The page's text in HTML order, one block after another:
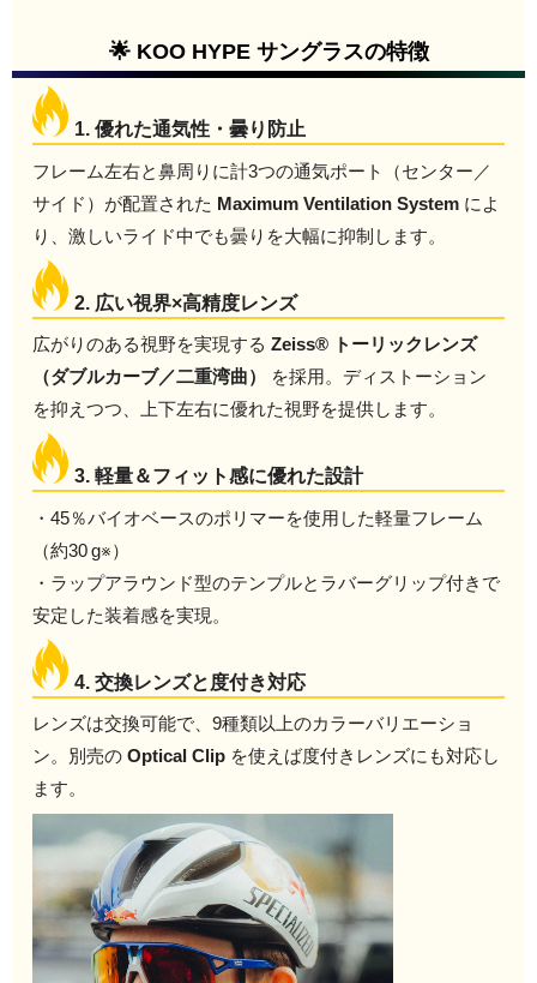
🌟 KOO HYPE サングラスの特徴
1. 優れた通気性・曇り防止
フレーム左右と鼻周りに計3つの通気ポート（センター／
サイド）が配置された Maximum Ventilation System によ
り、激しいライド中でも曇りを大幅に抑制します。
2. 広い視界×高精度レンズ
広がりのある視野を実現するZeiss® トーリックレンズ
（ダブルカーブ／二重湾曲）
を採用。ディストーション
を抑えつつ、上下左右に優れた視野を提供します。
3. 軽量＆フィット感に優れた設計
・45％バイオベースのポリマーを使用した軽量フレーム
（約30 g※）
・ラップアラウンド型のテンプルとラバーグリップ付きで
安定した装着感を実現。
4. 交換レンズと度付き対応
レンズは交換可能で、9種類以上のカラーバリエーショ
ン。別売のOptical Clip を使えば度付きレンズにも対応し
ます。